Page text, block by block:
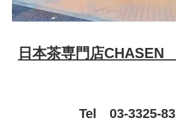
日本茶専門店
Tel 03-3325-